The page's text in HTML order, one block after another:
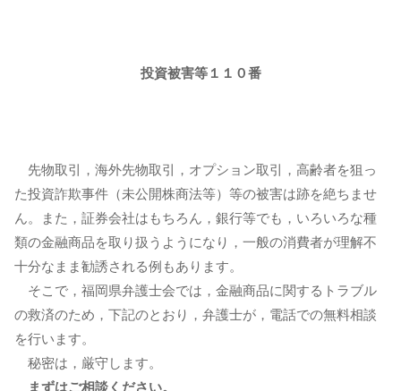
投資被害等１１０番
先物取引，海外先物取引，オプション取引，高齢者を狙っ
た投資詐欺事件（未公開株商法等）等の被害は跡を絶ちませ
ん。また，証券会社はもちろん，銀行等でも，いろいろな種
類の金融商品を取り扱うようになり，一般の消費者が理解不
十分なまま勧誘される例もあります。
そこで，福岡県弁護士会では，金融商品に関するトラブル
の救済のため，下記のとおり，弁護士が，電話での無料相談
を行います。
秘密は，厳守します。
まずはご相談ください。